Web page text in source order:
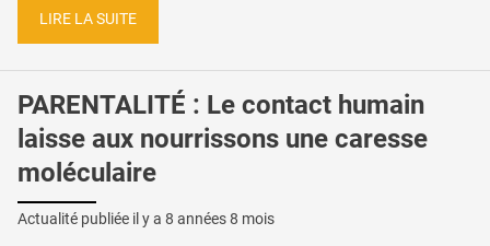
LIRE LA SUITE
PARENTALITÉ : Le contact humain
laisse aux nourrissons une caresse
moléculaire
Actualité publiée il y a 8 années 8 mois